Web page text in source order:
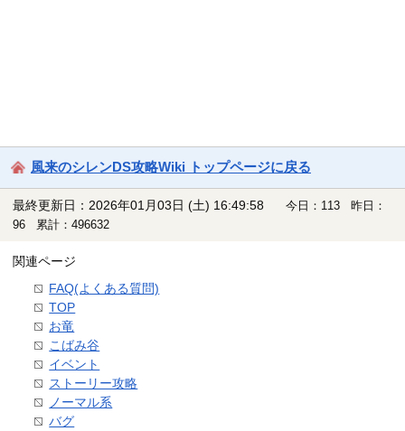
風来のシレンDS攻略Wiki トップページに戻る
最終更新日：2026年01月03日 (土) 16:49:58
今日：113 昨日：
96 累計：496632
関連ページ
FAQ(よくある質問)
TOP
お竜
こばみ谷
イベント
ストーリー攻略
ノーマル系
バグ